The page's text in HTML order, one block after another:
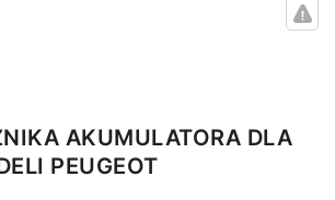
AKUMULATORA DLA
PEUGEOT